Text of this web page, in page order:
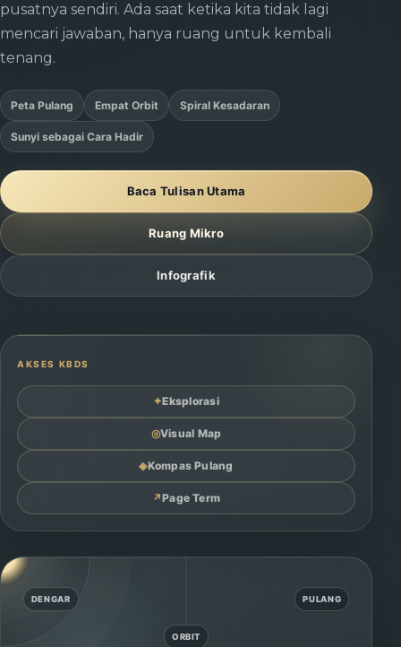
pusatnya sendiri. Ada saat ketika kita tidak lagi
mencari jawaban, hanya ruang untuk kembali
tenang.
Peta Pulang Empat Orbit Spiral Kesadaran
Sunyi sebagai Cara Hadir
Baca Tulisan Utama
Ruang Mikro
Infografik
AKSES KBDS
✦Eksplorasi
◎Visual Map
◈Kompas Pulang
↗Page Term
DENGAR
ORBIT
PULANG